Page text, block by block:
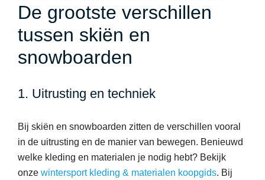
De grootste verschillen
tussen skiën en
snowboarden
1. Uitrusting en techniek
Bij skiën en snowboarden zitten de verschillen vooral
in de uitrusting en de manier van bewegen. Benieuwd
welke kleding en materialen je nodig hebt? Bekijk
onze wintersport kleding & materialen koopgids. Bij